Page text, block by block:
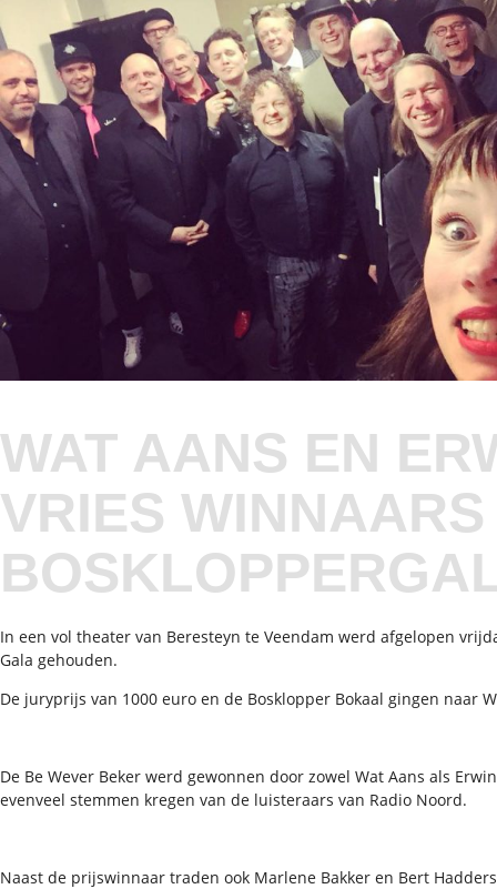
WAT AANS EN
VRIES WINNAARS
In een vol theater van Beresteyn te Veendam werd afgelopen
Gala gehouden.
De juryprijs van 1000 euro en de Bosklopper Bokaal gingen naar
De Be Wever Beker werd gewonnen door zowel Wat Aans als
evenveel stemmen kregen van de luisteraars van Radio Noord.
Naast de prijswinnaar traden ook Marlene Bakker en Bert